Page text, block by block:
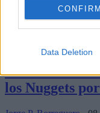
CONFIRM
Data Deletion
milwaukee
Los Bucks
los Nuggets